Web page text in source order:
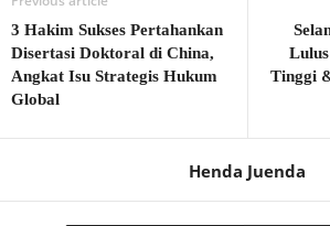
3 Hakim Sukses Pertahankan
Disertasi Doktoral di China,
Angkat Isu Strategis Hukum
Global
Tinggi
Henda Juenda